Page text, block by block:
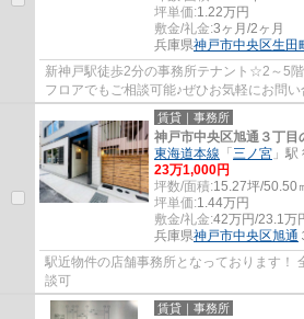
坪単価:1.22万円
敷金/礼金:3ヶ月/2ヶ月
兵庫県神戸市中央区生田
新神戸駅徒歩2分の事務所テナント☆2～5
フロアでもご相談可能♪ぜひお気軽にお問
賃貸｜事務所
神戸市中央区旭通３丁目
東海道本線 「 三ノ宮 」駅
23万1,000円
坪数/面積:15.27坪/50.50
坪単価:1.44万円
敷金/礼金:42万円/23.1万
兵庫県神戸市中央区旭通
駅近物件の店舗事務所となっております！
談可
賃貸｜事務所